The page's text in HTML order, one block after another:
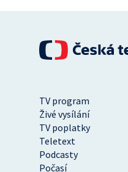
TV program
Živé vysílání
TV poplatky
Teletext
Podcasty
Počasí